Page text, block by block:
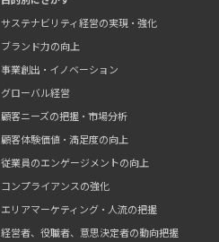
サステナビリティ経営の実現・強化
ブランド力の向上
事業創出・イノベーション
グローバル経営
顧客ニーズの把握・市場分析
顧客体験価値・満足度の向上
従業員のエンゲージメントの向上
コンプライアンスの強化
エリアマーケティング・人流の把握
経営者、役職者、意思決定者の動向把握